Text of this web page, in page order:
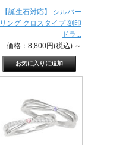
【誕生石対応】 シルバー
リング クロスタイプ 刻印
ドラ...
価格：8,800円(税込) ～